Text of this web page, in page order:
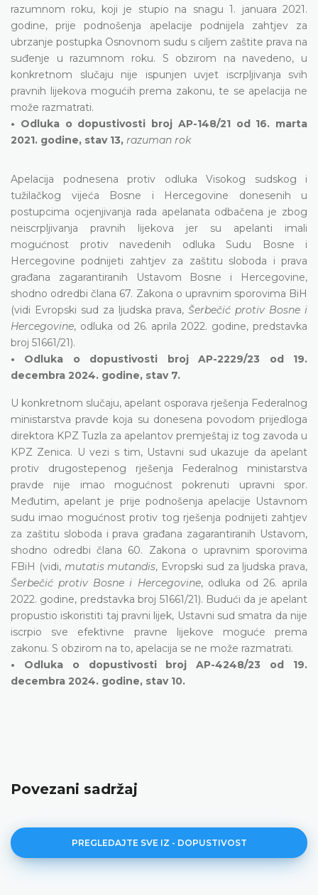
razumnom roku, koji je stupio na snagu 1. januara 2021.
godine, prije podnošenja apelacije podnijela zahtjev za
ubrzanje postupka Osnovnom sudu s ciljem zaštite prava na
suđenje u razumnom roku. S obzirom na navedeno, u
konkretnom slučaju nije ispunjen uvjet iscrpljivanja svih
pravnih lijekova mogućih prema zakonu, te se apelacija ne
može razmatrati.
• Odluka o dopustivosti broj AP-148/21 od 16. marta
2021. godine, stav 13, razuman rok
Apelacija podnesena protiv odluka Visokog sudskog i
tužilačkog vijeća Bosne i Hercegovine donesenih u
postupcima ocjenjivanja rada apelanata odbačena je zbog
neiscrpljivanja pravnih lijekova jer su apelanti imali
mogućnost protiv navedenih odluka Sudu Bosne i
Hercegovine podnijeti zahtjev za zaštitu sloboda i prava
građana zagarantiranih Ustavom Bosne i Hercegovine,
shodno odredbi člana 67. Zakona o upravnim sporovima BiH
(vidi Evropski sud za ljudska prava,Šerbečić protiv Bosne i
Hercegovine, odluka od 26. aprila 2022. godine, predstavka
broj 51661/21).
• Odluka o dopustivosti broj AP-2229/23 od 19.
decembra 2024. godine, stav 7.
U konkretnom slučaju, apelant osporava rješenja Federalnog
ministarstva pravde koja su donesena povodom prijedloga
direktora KPZ Tuzla za apelantov premještaj iz tog zavoda u
KPZ Zenica. U vezi s tim, Ustavni sud ukazuje da apelant
protiv drugostepenog rješenja Federalnog ministarstva
pravde nije imao mogućnost pokrenuti upravni spor.
Međutim, apelant je prije podnošenja apelacije Ustavnom
sudu imao mogućnost protiv tog rješenja podnijeti zahtjev
za zaštitu sloboda i prava građana zagarantiranih Ustavom,
shodno odredbi člana 60. Zakona o upravnim sporovima
FBiH (vidi, mutatis mutandis, Evropski sud za ljudska prava,
Šerbečić protiv Bosne i Hercegovine, odluka od 26. aprila
2022. godine, predstavka broj 51661/21). Budući da je apelant
propustio iskoristiti taj pravni lijek, Ustavni sud smatra da nije
iscrpio sve efektivne pravne lijekove moguće prema
zakonu. S obzirom na to, apelacija se ne može razmatrati.
• Odluka o dopustivosti broj AP-4248/23 od 19.
decembra 2024. godine, stav 10.
Povezani sadržaj
PREGLEDAJTE SVE IZ - DOPUSTIVOST